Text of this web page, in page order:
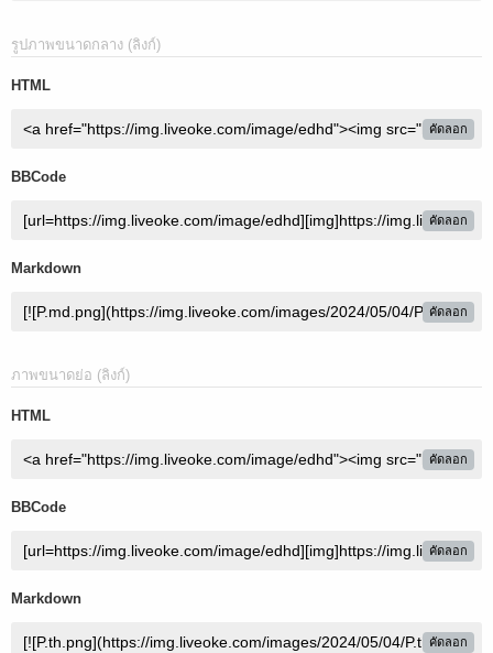
รูปภาพขนาดกลาง (ลิงก์)
HTML
คัดลอก
BBCode
คัดลอก
Markdown
คัดลอก
ภาพขนาดย่อ (ลิงก์)
HTML
คัดลอก
BBCode
คัดลอก
Markdown
คัดลอก